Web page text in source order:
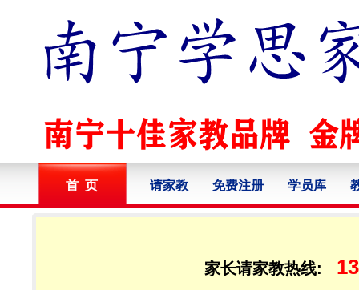
首 页 请家教 免费注册 学员库
家长请家教热线: